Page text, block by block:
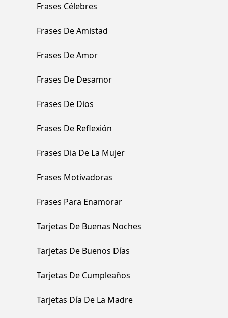
Frases Célebres
Frases De Amistad
Frases De Amor
Frases De Desamor
Frases De Dios
Frases De Reflexión
Frases Dia De La Mujer
Frases Motivadoras
Frases Para Enamorar
Tarjetas De Buenas Noches
Tarjetas De Buenos Días
Tarjetas De Cumpleaños
Tarjetas Día De La Madre